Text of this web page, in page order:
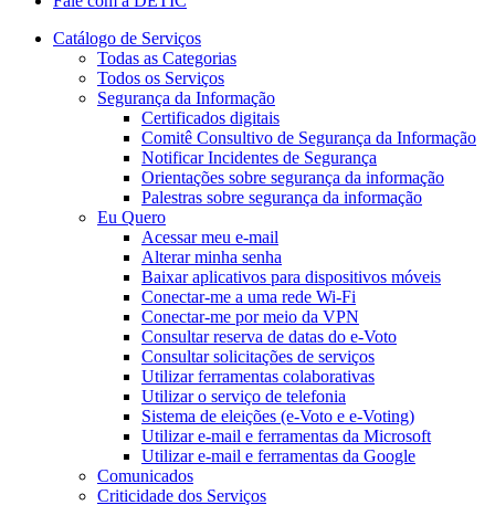
Catálogo de Serviços
Todas as Categorias
Todos os Serviços
Segurança da Informação
Certificados digitais
Comitê Consultivo de Segurança da Informação
Notificar Incidentes de Segurança
Orientações sobre segurança da informação
Palestras sobre segurança da informação
Eu Quero
Acessar meu e-mail
Alterar minha senha
Baixar aplicativos para dispositivos móveis
Conectar-me a uma rede Wi-Fi
Conectar-me por meio da VPN
Consultar reserva de datas do e-Voto
Consultar solicitações de serviços
Utilizar ferramentas colaborativas
Utilizar o serviço de telefonia
Sistema de eleições (e-Voto e e-Voting)
Utilizar e-mail e ferramentas da Microsoft
Utilizar e-mail e ferramentas da Google
Comunicados
Criticidade dos Serviços